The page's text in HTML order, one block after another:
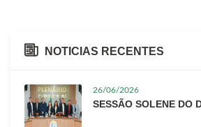
NOTICIAS RECENTES
26/06/2026
SESSÃO SOLENE DO